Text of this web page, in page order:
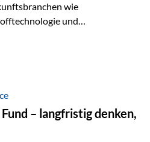
wie
und
Angebot und
gilt, bieten Silber, Platin und
von technologischen
Die Nachfrage entsteht nicht
allem durch die Industrie.
– langfristig denken,